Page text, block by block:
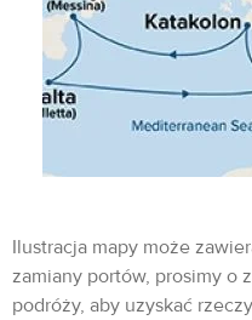
Ilustracja mapy może
zamiany portów, prosimy o
podróży, aby uzyskać